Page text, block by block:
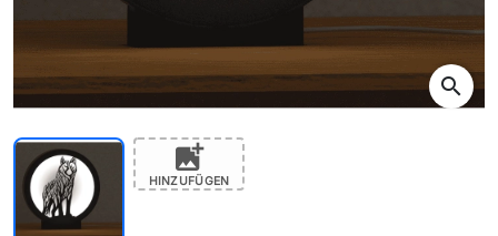
search
add_photo_alternate
HINZUFÜGEN